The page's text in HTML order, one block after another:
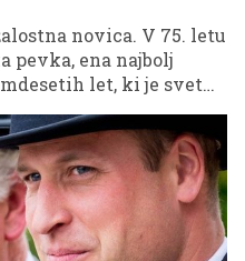
novica. V 75. letu
pevka, ena najbolj
let, ki je svet
Eclipse of the Heart"